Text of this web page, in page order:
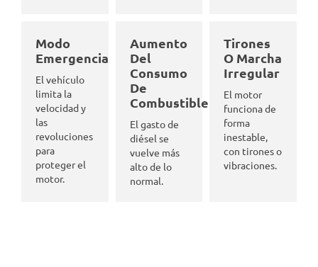
Modo
Emergencia
El vehículo
limita la
velocidad y
las
revoluciones
para
proteger el
motor.
Aumento
Del
Consumo
De
Combustible
El gasto de
diésel se
vuelve más
alto de lo
normal.
Tirones
O Marcha
Irregular
El motor
funciona de
forma
inestable,
con tirones o
vibraciones.